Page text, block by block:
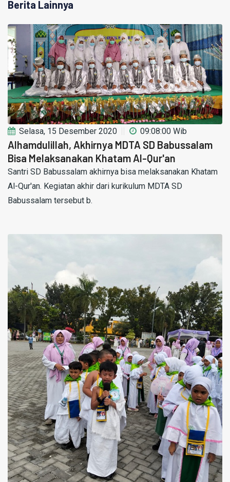
Berita Lainnya
Selasa, 15 Desember 2020 09:08:00 Wib
Alhamdulillah, Akhirnya MDTA SD Babussalam
Bisa Melaksanakan Khatam Al-Qur'an
Santri SD Babussalam akhirnya bisa melaksanakan Khatam
Al-Qur'an. Kegiatan akhir dari kurikulum MDTA SD
Babussalam tersebut b.